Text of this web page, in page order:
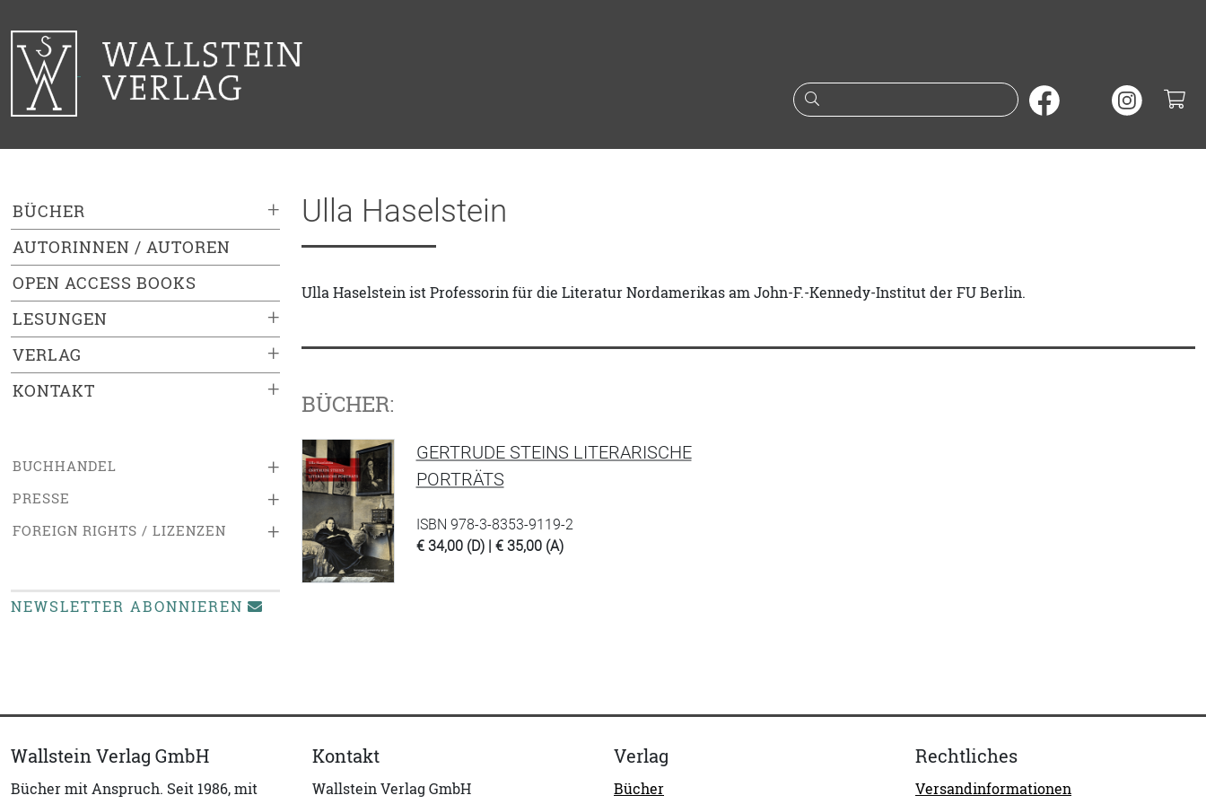
Suche nach Büchern oder
+
BÜCHER
AUTORINNEN / AUTOREN
OPEN ACCESS BOOKS
+
LESUNGEN
+
VERLAG
+
KONTAKT
+
BUCHHANDEL
+
PRESSE
+
FOREIGN RIGHTS / LIZENZEN
NEWSLETTER ABONNIEREN
Ulla Haselstein
Ulla Haselstein ist Professorin für die Literatur Nordamerikas am John-F.-Kennedy-Institut der FU Berlin.
BÜCHER:
GERTRUDE STEINS LITERARISCHE
PORTRÄTS
ISBN 978-3-8353-9119-2
€ 34,00 (D) | € 35,00 (A)
Wallstein Verlag GmbH
Bücher mit Anspruch. Seit 1986, mit
Kontakt
Wallstein Verlag GmbH
Verlag
Bücher
Rechtliches
Versandinformationen